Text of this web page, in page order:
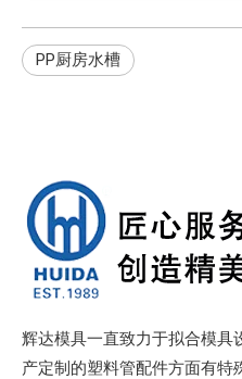
PP厨房水槽
辉达模具一直致力于拟合模具
产定制的塑料管配件方面有特